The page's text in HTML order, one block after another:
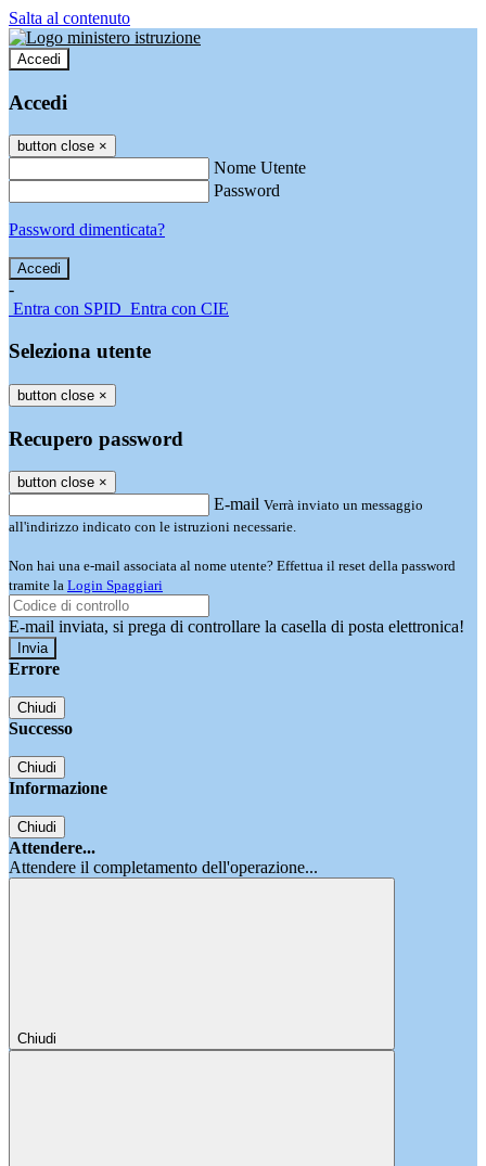
Salta al contenuto
Accedi
Accedi
button close ×
Nome Utente
Password
Password dimenticata?
-
Entra con SPID Entra con CIE
Seleziona utente
button close ×
Recupero password
button close ×
E-mail Verrà inviato un messaggio
all'indirizzo indicato con le istruzioni necessarie.
Non hai una e-mail associata al nome utente? Effettua il reset della password
tramite la Login Spaggiari
E-mail inviata, si prega di controllare la casella di posta elettronica!
Errore
Chiudi
Successo
Chiudi
Informazione
Chiudi
Attendere...
Attendere il completamento dell'operazione...
Chiudi